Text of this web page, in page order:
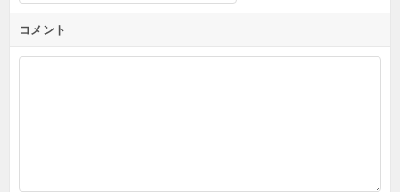
コメント